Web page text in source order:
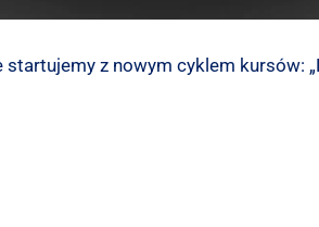
startujemy z nowym cyklem kursów: